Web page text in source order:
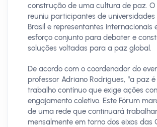
construção de uma cultura de paz.
reuniu participantes de universidades
Brasil e representantes internacionais
esforço conjunto para debater e
soluções voltadas para a paz global.
De acordo com o coordenador do
professor Adriano Rodrigues, “a paz
trabalho contínuo que exige ações
engajamento coletivo. Este Fórum
de uma rede que continuará
mensalmente em torno dos eixos das